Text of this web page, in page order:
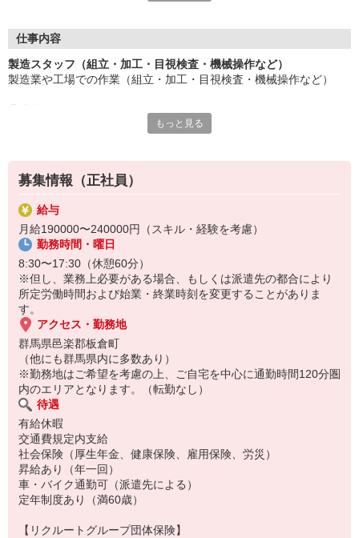
また、勤務時間やシフトなど柔軟に対応いただける方は、ご紹介
長く働きたい――
製造業で正社員としてキャリアを築きたい方、ぜひご応募くださ
仕事内容
製造スタッフ（組立・加工・目視検査・機械操作など）
製造業や工場での作業（組立・加工・目視検査・機械操作など）
製品に不備がないか目視チェック
複雑な作業や力仕事はほとんどなく覚えやすいものばかり！
未経験の方もすぐに慣れていただけると思います。
※当社（株）テクノ・サービスに正社員採用の上で、派遣就業先事
業所へ派遣となります。
もっと見る
募集情報（正社員）
給与
月給190000〜240000円（スキル・経験を考慮）
勤務時間・曜日
8:30〜17:30（休憩60分）
※但し、業務上必要がある場合、もしくは派遣先の都合により
所定労働時間および始業・終業時刻を変更することがありま
す。
アクセス・勤務地
群馬県邑楽郡板倉町
（他にも群馬県内に多数あり）
※勤務地はご希望を考慮の上、ご自宅を中心に通勤時間120分圏
内のエリアとなります。（転勤なし）
待遇
有給休暇
交通費規定内支給
社会保険（厚生年金、健康保険、雇用保険、労災）
昇給あり（年一回）
車・バイク通勤可（派遣先による）
定年制度あり（満60歳）
【リクルートグループ団体保険】